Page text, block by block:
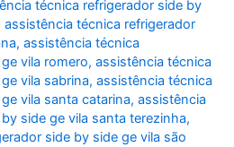
técnica refrigerador side by
assistência técnica refrigerador
,assistência técnica
vila romero,assistência técnica
vila sabrina,assistência técnica
vila santa catarina,assistência
side ge vila santa terezinha,
side by side ge vila são